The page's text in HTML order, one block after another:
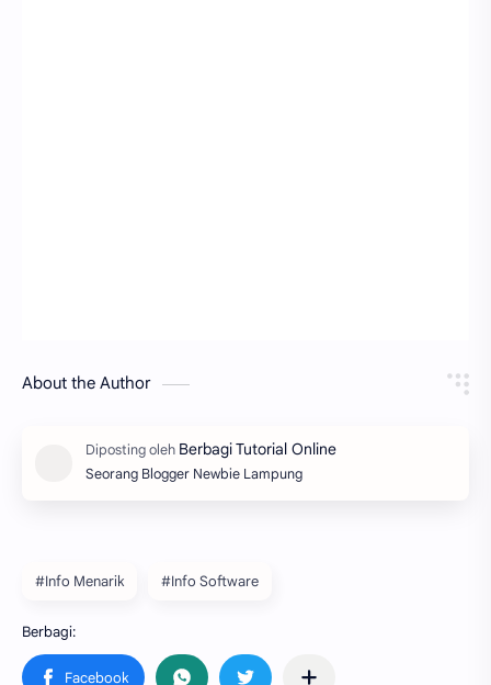
About the Author
Seorang Blogger Newbie Lampung
#Info Menarik #Info Software